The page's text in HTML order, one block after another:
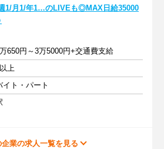
1/月1/年1…のLIVEも◎MAX日給35000
650円～3万5000円+交通費支給
上
イト・パート
企業の求人一覧を見る